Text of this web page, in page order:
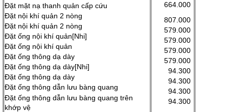
Đặt mặt nạ thanh quản cấp cứu
Đặt nội khí quản 2 nòng
Đặt nội khí quản 2 nòng
Đặt ống nội khí quản[Nhi]
Đặt ống nội khí quản
Đặt ống thông dạ dày
Đặt ống thông dạ dày[Nhi]
Đặt ống thông dạ dày
Đặt ống thông dẫn lưu bàng quang
Đặt ống thông dẫn lưu bàng quang trên
khớp vệ
664.000
807.000
579.000
579.000
579.000
579.000
94.300
94.300
94.300
94.300